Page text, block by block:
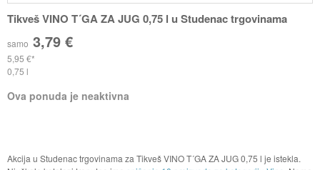
Tikveš VINO T´GA ZA JUG 0,75 l u Studenac trgovinama
samo 3,79 €
5,95 €
0,75 l
Ova ponuda je neaktivna
Akcija u Studenac trgovinama za Tikveš VINO T´GA ZA JUG 0,75 l je istekla.